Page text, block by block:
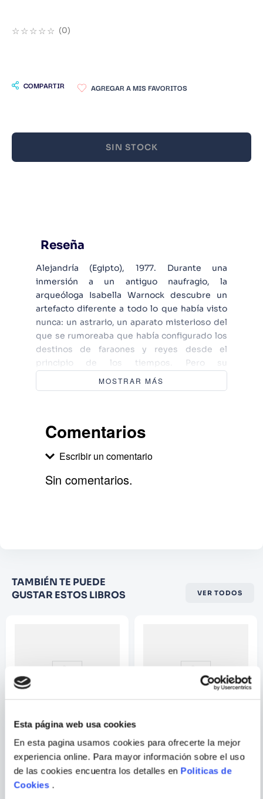
Esta página web usa cookies
En esta pagina usamos cookies para ofrecerte la mejor
experiencia online. Para mayor información sobre el uso
de las cookies encuentra los detalles en Politicas de
Cookies.
☆☆☆☆☆ (0)
COMPARTIR
SIN STOCK
Reseña
Alejandría (Egipto), 1977. Durante una
inmersión a un antiguo naufragio, la
arqueóloga Isabella Warnock descubre un
artefacto diferente a todo lo que había visto
nunca: un astrario, un aparato misterioso del
que se rumoreaba que había configurado los
destinos de faraones y reyes desde el
principio de los tiempos. Pero su
descubrimiento se cobra un precio terrible y
le tocará a su marido, Oliver, velar por la
poderoso culto dispuestos a hacer lo que sea
involucrado en una precipitada carrera para
peligroso de conspiraciones y de Egiptología,
MOSTRAR MÁS
Comentarios
Escribir un comentario
Califique el producto de 1 a 5
estrellas
Correo electrónico
Escribir comentario
Sin comentarios.
TAMBIÉN TE PUEDE
GUSTAR ESTOS LIBROS
VER TODOS
LUGAR EQUIVOCADO,
MOMENTO EQUIVOCADO
EL MAESTRO DE LOS
ENIGMAS
10. Infantil